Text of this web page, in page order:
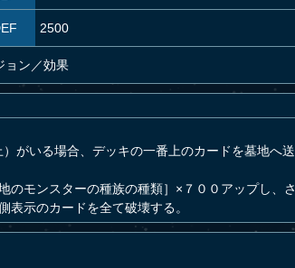
2500
ョン／効果
がいる場合、デッキの一番上のカードを墓地へ送
のモンスターの種族の種類］×７００アップし、さ
表示のカードを全て破壊する。